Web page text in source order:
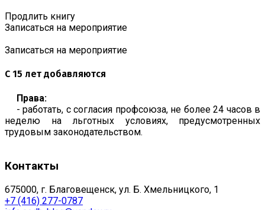
Продлить книгу
Записаться на мероприятие
Записаться на мероприятие
С 15 лет добавляются
Права:
- работать, с согласия профсоюза, не более 24 часов в
неделю на льготных условиях, предусмотренных
трудовым законодательством.
Контакты
675000, г. Благовещенск, ул. Б. Хмельницкого, 1
+7 (416) 277-0787